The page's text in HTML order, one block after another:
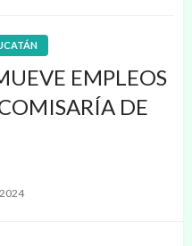
EMPLEOS
DE